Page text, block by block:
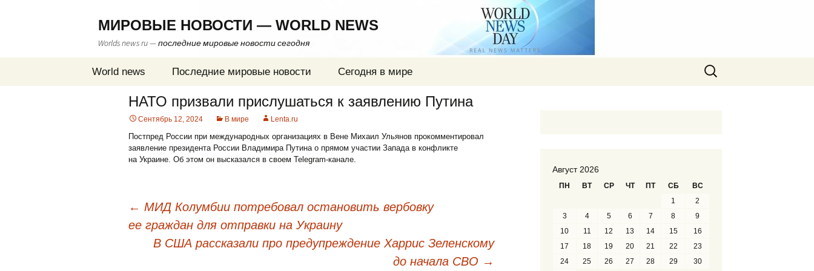
МИРОВЫЕ НОВОСТИ — WORLD NEWS
Worlds news ru — последние мировые новости сегодня
содержимому
World news Последние мировые новости Сегодня в мире
Найти:
НАТО призвали прислушаться к заявлению Путина
Сентябрь 12, 2024 В мире Lenta.ru
Постпред России при международных организациях в Вене Михаил Ульянов прокомментировал
заявление президента России Владимира Путина о прямом участии Запада в конфликте
на Украине. Об этом он высказался в своем Telegram-канале.
← МИД Колумбии потребовал остановить вербовку
ее граждан для отправки на Украину
В США рассказали про предупреждение Харрис Зеленскому
до начала СВО →
Август 2026
ПН ВТ СР ЧТ ПТ СБ ВС
1
2
3
4 5 6 7 8
9
10
11 12 13 14 15
16
17
18 19 20 21 22
23
24
25 26 27 28 29
30